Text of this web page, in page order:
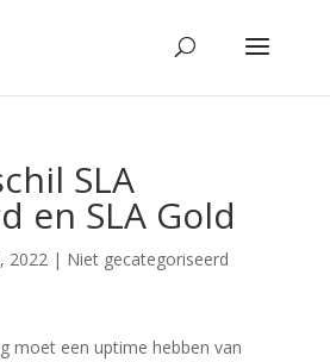
SLA
en SLA Gold
2022| Niet gecategoriseerd
moet een uptime hebben van